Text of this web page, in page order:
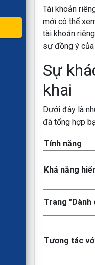
Tài khoản
mới có thể
tài khoản
sự đồng ý của
Sự
khai
Dưới đây là
đã tổng hợp
Tính năng
Khả năng
Trang "Dành
Tương tác